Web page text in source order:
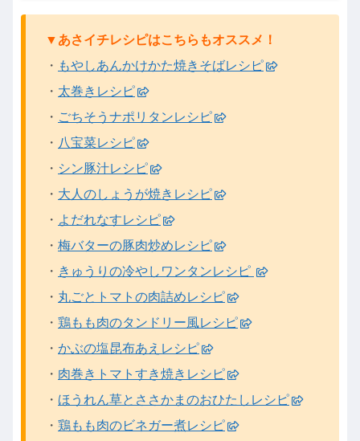
▼あさイチレシピはこちらもオススメ！
・ もやしあんかけかた焼きそばレシピ
・ 太巻きレシピ
・ ごちそうナポリタンレシピ
・ 八宝菜レシピ
・ シン豚汁レシピ
・ 大人のしょうが焼きレシピ
・ よだれなすレシピ
・ 梅バターの豚肉炒めレシピ
・ きゅうりの冷やしワンタンレシピ
・ 丸ごとトマトの肉詰めレシピ
・ 鶏もも肉のタンドリー風レシピ
・ かぶの塩昆布あえレシピ
・ 肉巻きトマトすき焼きレシピ
・ ほうれん草とささかまのおひたしレシピ
・ 鶏もも肉のビネガー煮レシピ